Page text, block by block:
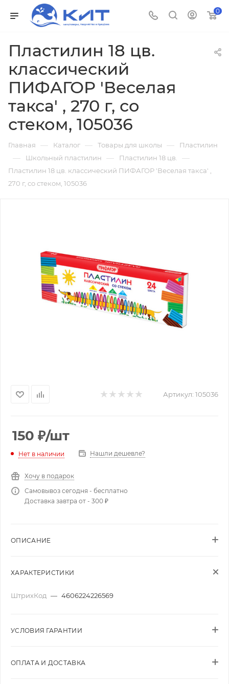
0
Пластилин 18 цв.
классический
ПИФАГОР 'Веселая
такса' , 270 г, со
стеком, 105036
Главная — Каталог — Товары для школы — Пластилин
— Школьный пластилин — Пластилин 18 цв. —
Пластилин 18 цв. классический ПИФАГОР 'Веселая такса' ,
270 г, со стеком, 105036
Артикул: 105036
150 ₽/шт
Нет в наличии Нашли дешевле?
Хочу в подарок
Самовывоз сегодня - бесплатно
Доставка завтра от - 300 ₽
ОПИСАНИЕ
ХАРАКТЕРИСТИКИ
ШтрихКод — 4606224226569
УСЛОВИЯ ГАРАНТИИ
ОПЛАТА И ДОСТАВКА